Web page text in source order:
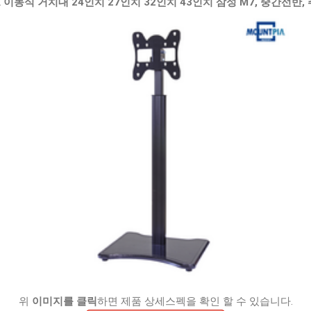
위 이미지를 클릭하면 제품 상세스펙을 확인 할 수 있습니다.